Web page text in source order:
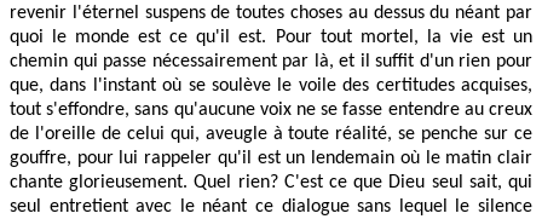
revenir l'éternel suspens de toutes choses au dessus du néant par
quoi le monde est ce qu'il est. Pour tout mortel, la vie est un
chemin qui passe nécessairement par là, et il suffit d'un rien pour
que, dans l'instant où se soulève le voile des certitudes acquises,
tout s'effondre, sans qu'aucune voix ne se fasse entendre au creux
de l'oreille de celui qui, aveugle à toute réalité, se penche sur ce
gouffre, pour lui rappeler qu'il est un lendemain où le matin clair
chante glorieusement. Quel rien? C'est ce que Dieu seul sait, qui
seul entretient avec le néant ce dialogue sans lequel le silence